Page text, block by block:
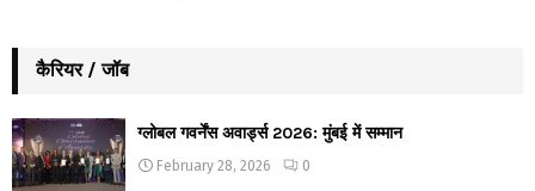
कैरियर / जॉब
ग्लोबल गवर्नेंस अवार्ड्स 2026: मुंबई में सम्मान
February 28, 2026 0